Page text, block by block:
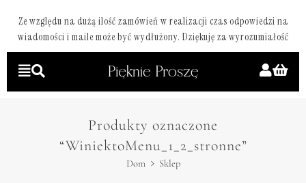
Ze względu na dużą ilość zamówień w realizacji czas odpowiedzi na
wiadomości i maile może być wydłużony. Dziękuję za wyrozumiałość
Produkty oznaczone
“WiniektoMenu_1_2_stronne”
Dom Sklep